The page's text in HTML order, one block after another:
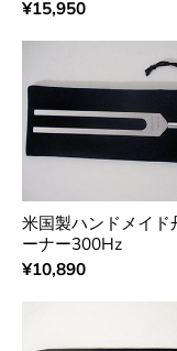
¥15,950
米国製ハンドメイド
ーナー300Hz
¥10,890